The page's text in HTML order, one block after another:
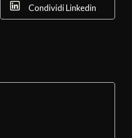
Condividi Linkedin